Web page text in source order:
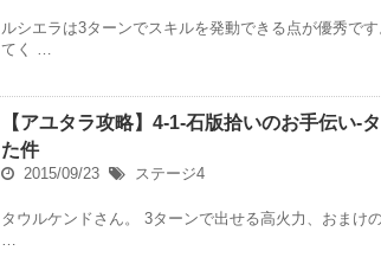
ルシエラは3ターンでスキルを発動できる点が優秀で
てく …
【アユタラ攻略】4-1-石版拾いのお手伝い-
た件
2015/09/23 ステージ4
タウルケンドさん。 3ターンで出せる高火力、おまけ
…